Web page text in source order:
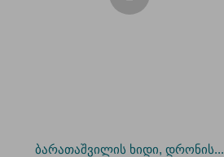
ბარათაშვილის ხიდი, დრონის...